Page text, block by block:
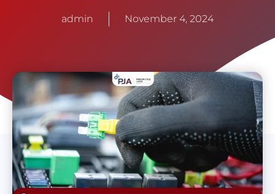
admin November 4, 2024